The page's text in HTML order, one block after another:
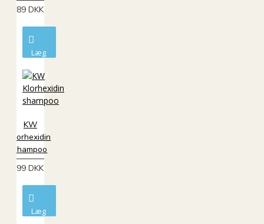
89 DKK
Læg
kurv
KW
Klorhexidin
shampoo
99 DKK
Læg